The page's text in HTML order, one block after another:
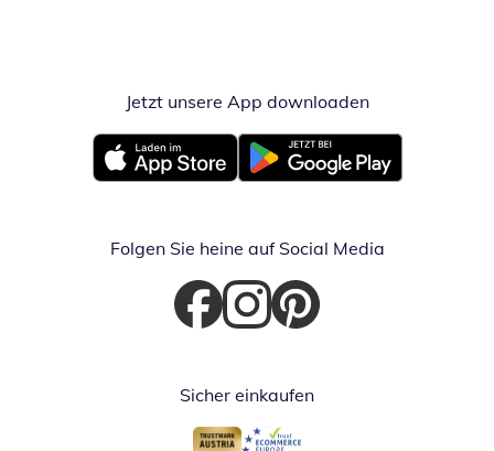
Jetzt unsere App downloadenÖffnet in
Öffnet in neuem FensterÖffnet in neuem Fenster
Folgen Sie heine auf Social Media
Öffnet in neuem Fenster
Öffnet in neuem Fenster
Öffnet in neuem Fenster
Sicher einkaufen